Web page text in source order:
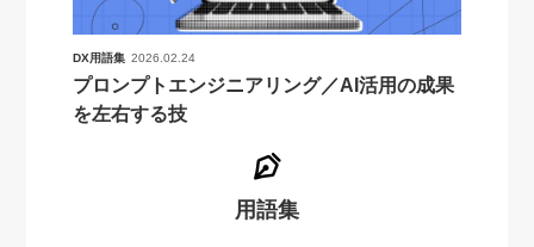
DX用語集 2026.02.24
プロンプトエンジニアリング／AI活用の成果
を左右する技
用語集